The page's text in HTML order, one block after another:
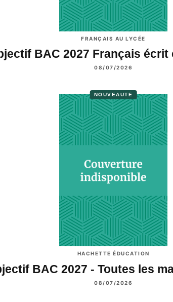
FRANÇAIS AU LYCÉE
BAC 2027 Français
08/07/2026
NOUVEAUTÉ
HACHETTE ÉDUCATION
BAC 2027 - Toutes les
08/07/2026